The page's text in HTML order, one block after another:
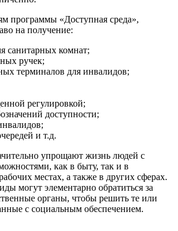
программы «Доступная среда»,
на получение:
санитарных комнат;
ручек;
терминалов для инвалидов;
регулировкой;
доступности;
и т.д.
упрощают жизнь людей с
как в быту, так и в
местах, а также в других сферах.
могут элементарно обратиться за
органы, чтобы решить те или
с социальным обеспечением.